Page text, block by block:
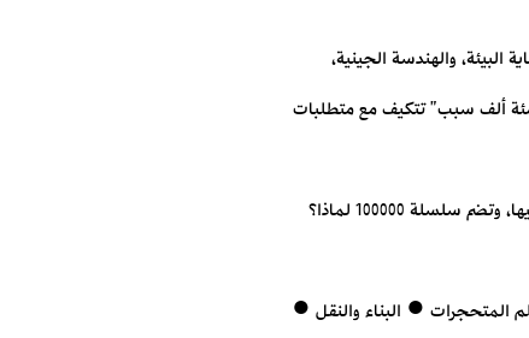
والهندسة الجينية،
ألف سبب" تتكيف مع متطلبات
إن الفضول ميزة فريدة لدى الجيل الجديد، وهو القوة المحركة التي تقرّبهُ من العلم وتحثّهُ على تقبّله، ويجب الحفاظ عليها، وتضم سلسلة 100000 لماذا؟
المتحجرات ● البناء والنقل ●